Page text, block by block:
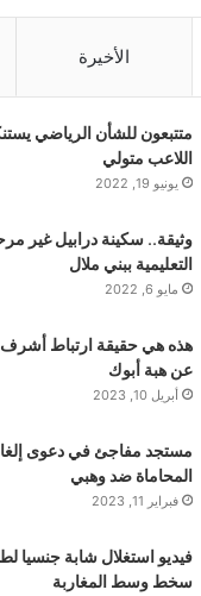
الأخيرة
متتبعون للشأن الرياضي
اللاعب متولي
يونيو 19, 2022
وثيقة.. سكينة درابيل غير
التعليمية ببني ملال
مايو 6, 2022
هذه هي حقيقة ارتباط
عن هبة أبوك
أبريل 10, 2023
مستجد مفاجئ في دعوى إلغاء
المحاماة ضد وهبي
فبراير 11, 2023
فيديو استغلال شابة جنسيا
سخط وسط المغاربة